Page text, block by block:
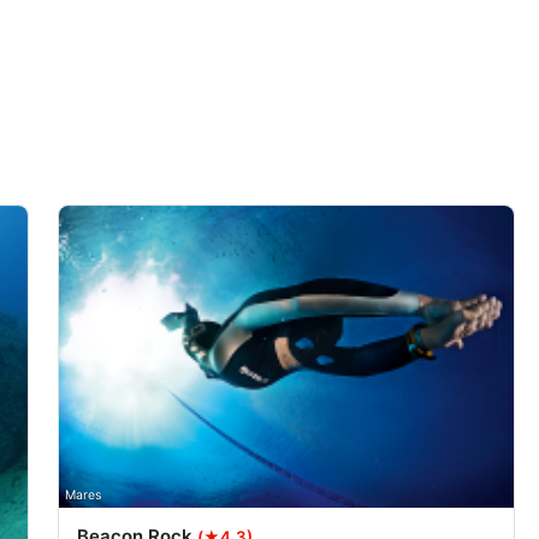
Mares
from different sources